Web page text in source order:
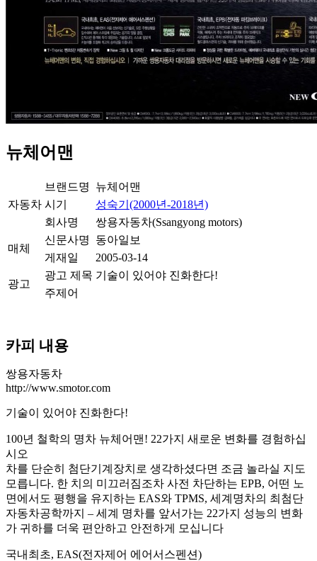
뉴체어맨
자동차
브랜드명
뉴체어맨
시기
성숙기(2000년-2018년)
회사명
쌍용자동차(Ssangyong motors)
매체
신문사명
동아일보
게재일
2005-03-14
광고
광고 제목 기술이 있어야 진화한다!
주제어
카피 내용
쌍용자동차
http://www.smotor.com
기술이 있어야 진화한다!
100년 철학의 명차 뉴체어맨! 22가지 새로운 변화를 경험하십
시오
차를 단순히 첨단기계장치로 생각하셨다면 조금 놀라실 지도
모릅니다. 한 치의 미끄러짐조차 사전 차단하는 EPB, 어떤 노
면에서도 평행을 유지하는 EAS와 TPMS, 세계명차의 최첨단
자동차공학까지 – 세계 명차를 앞서가는 22가지 성능의 변화
가 귀하를 더욱 편안하고 안전하게 모십니다
국내최초, EAS(전자제어 에어서스펜션)